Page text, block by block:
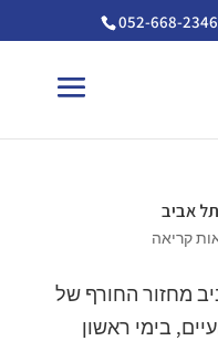
052-668-2346
אביב
קריאה
מחזור החורף של
בימי ראשון